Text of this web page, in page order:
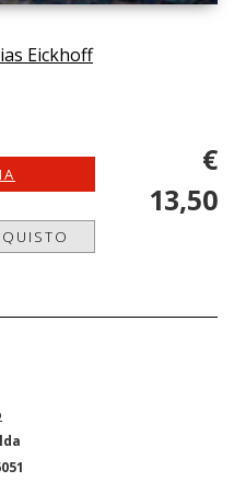
Eickhoff
€
13,50